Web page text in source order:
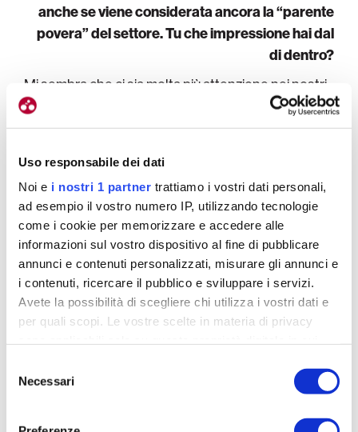
Uso responsabile dei dati
Noi e i nostri 1 partner trattiamo i vostri dati personali,
ad esempio il vostro numero IP, utilizzando tecnologie
come i cookie per memorizzare e accedere alle
informazioni sul vostro dispositivo al fine di pubblicare
annunci e contenuti personalizzati, misurare gli annunci e
i contenuti, ricercare il pubblico e sviluppare i servizi.
Avete la possibilità di scegliere chi utilizza i vostri dati e
per quali scopi. Le vostre scelte in materia di privacy
revocare il proprio consenso in qualsiasi momento dalla
Dichiarazione sui cookie o facendo clic sull'icona di
delNecessari
anche se viene considerata ancora la “parente
povera” del settore. Tu che impressione hai dal
di dentro?
Mi sembra che ci sia molta più attenzione nei nostri
confronti e questo è molto importante.
Siamo in
fase di piena evoluzione, è una situazione che dà
Finalmente ci siamo anche noi, siamo considerate.
Io spero che sia così ancora di più nei tempi a venire.
Dove ti alleni?
Le prove pratiche su pista le faccio a Montichiari,
altrimenti resto in Toscana allenandomi su strada
alternata a sedute in palestra.